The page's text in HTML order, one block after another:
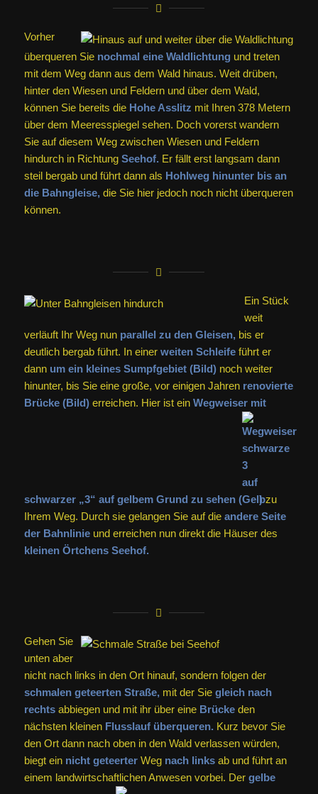
Vorher
überqueren Sie nochmal eine Waldlichtung und treten
mit dem Weg dann aus dem Wald hinaus. Weit drüben,
hinter den Wiesen und Feldern und über dem Wald,
können Sie bereits die Hohe Asslitz mit Ihren 378 Metern
über dem Meeresspiegel sehen. Doch vorerst wandern
Sie auf diesem Weg zwischen Wiesen und Feldern
hindurch in Richtung Seehof. Er fällt erst langsam dann
steil bergab und führt dann als Hohlweg hinunter bis an
die Bahngleise,die Sie hier jedoch noch nicht überqueren
können.
Ein Stück
weit
verläuft Ihr Weg nun parallel zu den Gleisen, bis er
deutlich bergab führt. In einer weiten Schleifeführt er
dann um ein kleines Sumpfgebiet (Bild)noch weiter
hinunter, bis Sie eine große, vor einigen Jahren renovierte
Brücke (Bild)erreichen. Hier ist ein Wegweiser mit
schwarzer „3“ auf gelbem Grund zu sehen ( )zu
Ihrem Weg. Durch sie gelangen Sie auf die andere Seite
der Bahnlinieund erreichen nun direkt die Häuser des
kleinen Örtchens Seehof.
Gehen Sie
unten aber
nicht nach links in den Ort hinauf, sondern folgen der
schmalen geteerten Straße,mit der Sie gleich nach
rechtsabbiegen und mit ihr über eine Brückeden
nächsten kleinen Flusslauf überqueren. Kurz bevor Sie
den Ort dann nach oben in den Wald verlassen würden,
biegt ein nicht geteerterWeg nach linksab und führt an
einem landwirtschaftlichen Anwesen vorbei. Der gelbe